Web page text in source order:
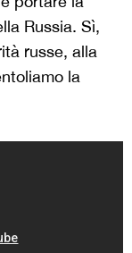
Russia. Sì,
russe, alla
la